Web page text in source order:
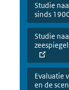
Studie
sinds
Studie
Evaluatie
en de